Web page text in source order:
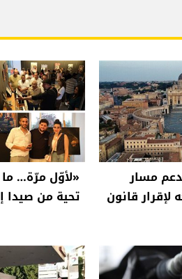
مسار
قانون
«لأوّل مرّة…
تحية من صيدا